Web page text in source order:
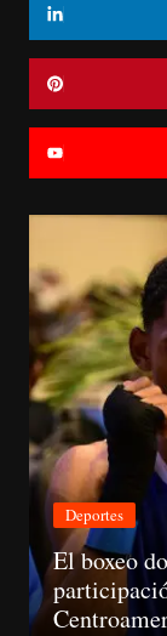
Nacionales
CNM
la